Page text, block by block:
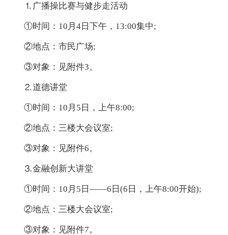
⒈广播操比赛与健步走活动
①时间：10月4日下午，13:00集中;
②地点：市民广场;
③对象：见附件3。
⒉道德讲堂
①时间：10月5日，上午8:00;
②地点：三楼大会议室;
③对象：见附件6。
⒊金融创新大讲堂
①时间：10月5日——6日(6日，上午8:00开始);
②地点：三楼大会议室;
③对象：见附件7。